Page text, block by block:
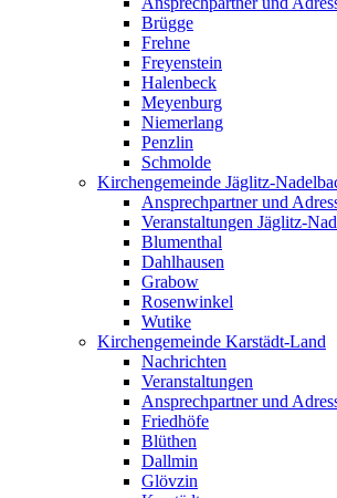
Brügge
Frehne
Freyenstein
Halenbeck
Meyenburg
Niemerlang
Penzlin
Schmolde
Kirchengemeinde Jäglitz-
Ansprechpartner und
Veranstaltungen Jäglitz-
Blumenthal
Dahlhausen
Grabow
Rosenwinkel
Wutike
Kirchengemeinde Karstädt-Land
Nachrichten
Veranstaltungen
Ansprechpartner und
Friedhöfe
Blüthen
Dallmin
Glövzin